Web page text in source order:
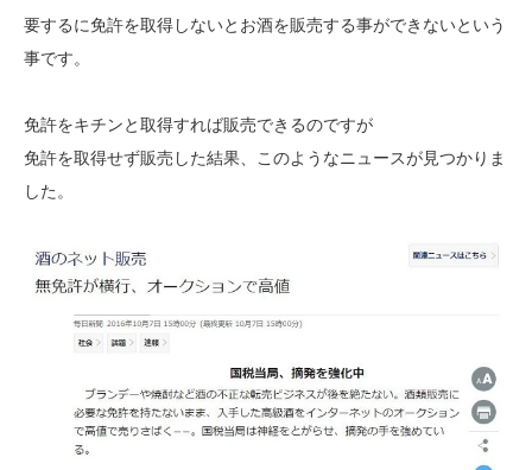
要するに免許を取得しないとお酒を販売する事ができないという
事です。
免許をキチンと取得すれば販売できるのですが
免許を取得せず販売した結果、このようなニュースが見つかりま
した。